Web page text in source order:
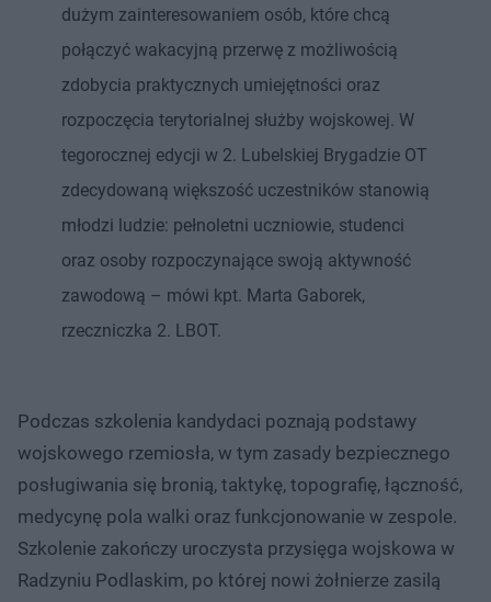
dużym zainteresowaniem osób, które chcą
połączyć wakacyjną przerwę z możliwością
zdobycia praktycznych umiejętności oraz
rozpoczęcia terytorialnej służby wojskowej. W
tegorocznej edycji w 2. Lubelskiej Brygadzie OT
zdecydowaną większość uczestników stanowią
młodzi ludzie: pełnoletni uczniowie, studenci
oraz osoby rozpoczynające swoją aktywność
zawodową – mówi kpt. Marta Gaborek,
rzeczniczka 2. LBOT.
Podczas szkolenia kandydaci poznają podstawy
wojskowego rzemiosła, w tym zasady bezpiecznego
posługiwania się bronią, taktykę, topografię, łączność,
medycynę pola walki oraz funkcjonowanie w zespole.
Szkolenie zakończy uroczysta przysięga wojskowa w
Radzyniu Podlaskim, po której nowi żołnierze zasilą